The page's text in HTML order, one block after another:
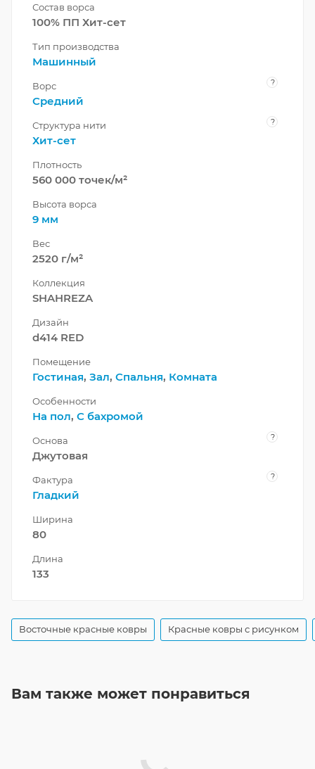
Состав ворса
100% ПП Хит-сет
Тип производства
Машинный
Ворс ?
Средний
Структура нити ?
Хит-сет
Плотность
560 000 точек/м²
Высота ворса
9 мм
Вес
2520 г/м²
Коллекция
SHAHREZA
Дизайн
d414 RED
Помещение
Гостиная, Зал, Спальня, Комната
Особенности
На пол, С бахромой
Основа ?
Джутовая
Фактура ?
Гладкий
Ширина
80
Длина
133
Восточные красные ковры Красные ковры с рисунком
Вам также может понравиться